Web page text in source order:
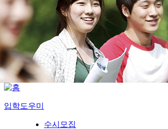
입학도우미
수시모집